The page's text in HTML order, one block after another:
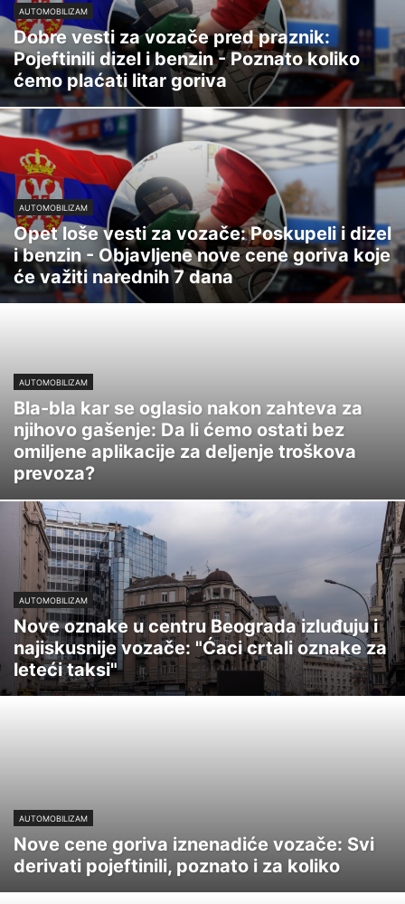
AUTOMOBILIZAM
Dobre vesti za vozače pred praznik:
Pojeftinili dizel i benzin - Poznato koliko
ćemo plaćati litar goriva
AUTOMOBILIZAM
Opet loše vesti za vozače: Poskupeli i dizel
i benzin - Objavljene nove cene goriva koje
će važiti narednih 7 dana
AUTOMOBILIZAM
Bla-bla kar se oglasio nakon zahteva za
njihovo gašenje: Da li ćemo ostati bez
omiljene aplikacije za deljenje troškova
prevoza?
AUTOMOBILIZAM
Nove oznake u centru Beograda izluđuju i
najiskusnije vozače: "Ćaci crtali oznake za
leteći taksi"
AUTOMOBILIZAM
Nove cene goriva iznenadiće vozače: Svi
derivati pojeftinili, poznato i za koliko